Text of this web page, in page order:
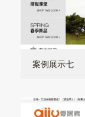
案例展示七